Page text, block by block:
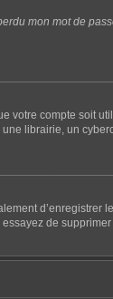
mon mot de
compte soit
librairie, un
d’enregistrer
de